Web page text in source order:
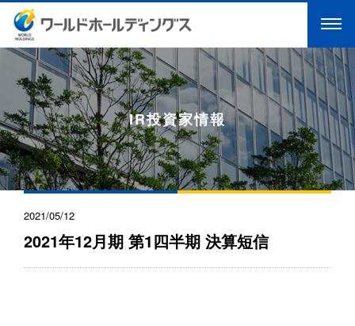
IR投資家情報
2021/05/12
2021年12月期 第1四半期 決算短信